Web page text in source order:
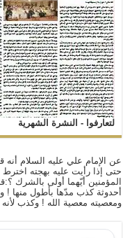
لتعارفوا - النشرة الشهرية
عن الإمام علي عليه السلام أنه
حتى إذا رأيت عليه بهجته
المؤمنين أيّهما أولى بالشرك
أحدوثة كذب مدّها بأطول منها !
ومعصيته معصية الله ! وكذب